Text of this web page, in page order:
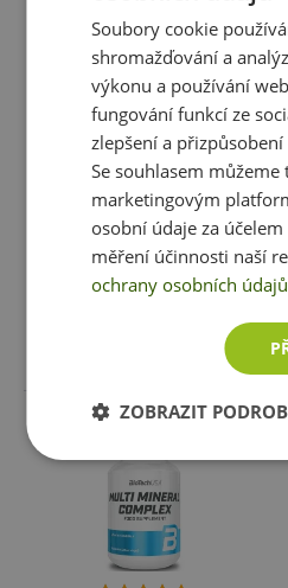
Per4m Hydrate Electrolyte
Mix 210 g
399 Kč
sklademihned k expedici
1 varianta
Soubory cookie
shromažďování a
výkonu a používání
fungování funkcí ze
zlepšení a
Se souhlasem můžeme
marketingovým
osobní údaje za
měření účinnosti naší
ochrany osobních údajů
ZOBRAZIT